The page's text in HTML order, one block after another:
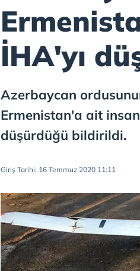
İHA'yı
Azerbaycan
Ermenistan'a ait
düşürdüğü bildirildi.
Giriş Tarihi: 16 Temmuz 2020 11:11